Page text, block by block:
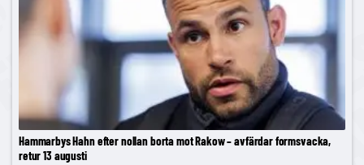
Hammarbys Hahn efter nollan borta mot Rakow – avfärdar formsvacka,
retur 13 augusti